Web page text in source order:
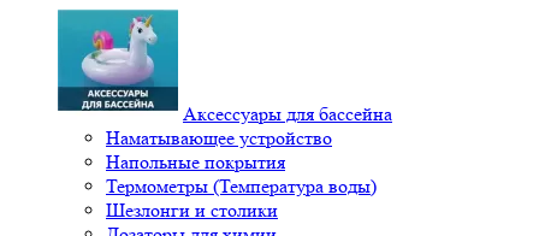
Аксессуары для бассейна
Наматывающее устройство
Напольные покрытия
Термометры (Температура воды)
Шезлонги и столики